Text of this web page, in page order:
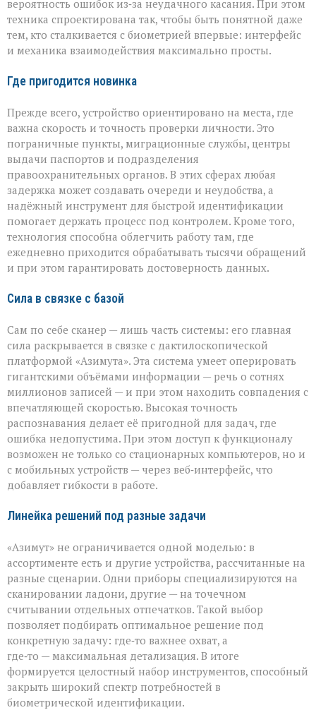
вероятность ошибок из‑за неудачного касания. При этом
техника спроектирована так, чтобы быть понятной даже
тем, кто сталкивается с биометрией впервые: интерфейс
и механика взаимодействия максимально просты.
Где пригодится новинка
Прежде всего, устройство ориентировано на места, где
важна скорость и точность проверки личности. Это
пограничные пункты, миграционные службы, центры
выдачи паспортов и подразделения
правоохранительных органов. В этих сферах любая
задержка может создавать очереди и неудобства, а
надёжный инструмент для быстрой идентификации
помогает держать процесс под контролем. Кроме того,
технология способна облегчить работу там, где
ежедневно приходится обрабатывать тысячи обращений
и при этом гарантировать достоверность данных.
Сила в связке с базой
Сам по себе сканер — лишь часть системы: его главная
сила раскрывается в связке с дактилоскопической
платформой «Азимута». Эта система умеет оперировать
гигантскими объёмами информации — речь о сотнях
миллионов записей — и при этом находить совпадения с
впечатляющей скоростью. Высокая точность
распознавания делает её пригодной для задач, где
ошибка недопустима. При этом доступ к функционалу
возможен не только со стационарных компьютеров, но и
с мобильных устройств — через веб‑интерфейс, что
добавляет гибкости в работе.
Линейка решений под разные задачи
«Азимут» не ограничивается одной моделью: в
ассортименте есть и другие устройства, рассчитанные на
разные сценарии. Одни приборы специализируются на
сканировании ладони, другие — на точечном
считывании отдельных отпечатков. Такой выбор
позволяет подбирать оптимальное решение под
конкретную задачу: где‑то важнее охват, а
где‑то — максимальная детализация. В итоге
формируется целостный набор инструментов, способный
закрыть широкий спектр потребностей в
биометрической идентификации.